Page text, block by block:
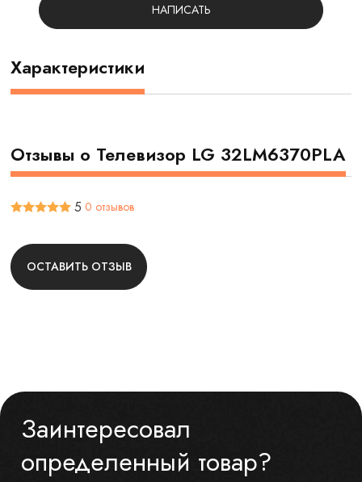
НАПИСАТЬ
Характеристики
Отзывы о Телевизор LG 32LM6370PLA
5 0 отзывов
ОСТАВИТЬ ОТЗЫВ
Заинтересовал
определенный товар?